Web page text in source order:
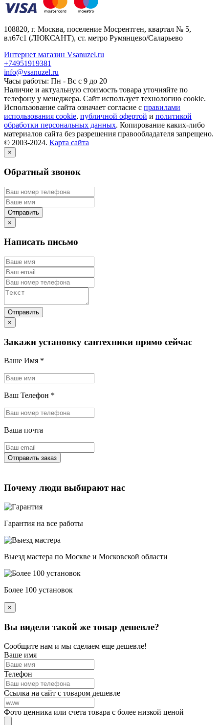
108820, г. Москва, поселение Мосрентген, квартал № 5,
вл67с1 (ЛЮКСАНТ), ст. метро Румянцево/Саларьево
Интернет магазин Vsanuzel.ru
+74951919381
info@vsanuzel.ru
Часы работы: Пн - Вс с 9 до 20
Наличие и актуальную стоимость товара уточняйте по
телефону у менеджера. Сайт использует технологию cookie.
Использование сайта означает согласие с правилами
использования cookie, публичной офертой и политикой
обработки персональных данных. Копирование каких-либо
материалов сайта без разрешения правообладателя запрещено.
© 2003-2024. Карта сайта
×
Обратный звонок
×
Написать письмо
×
Закажи установку сантехники прямо сейчас
Ваше Имя *
Ваш Телефон *
Ваша почта
Почему люди выбирают нас
Гарантия на все работы
Выезд мастера по Москве и Московской области
Более 100 установок
×
Вы видели такой же товар дешевле?
Сообщите нам и мы сделаем еще дешевле!
Ваше имя
Телефон
Ссылка на сайт с товаром дешевле
Фото ценника или счета товара с более низкой ценой